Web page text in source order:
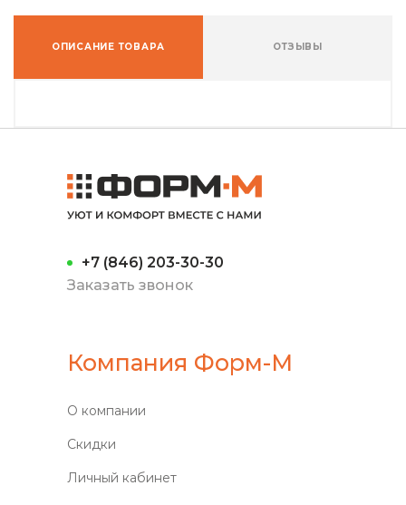
ОПИСАНИЕ ТОВАРА ОТЗЫВЫ
+7 (846) 203-30-30
Заказать звонок
Компания Форм-М
О компании
Скидки
Личный кабинет